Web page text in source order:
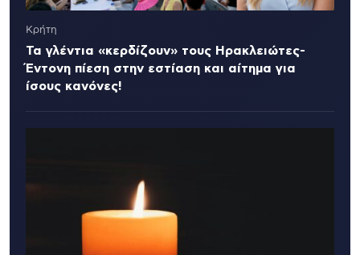
Κρήτη
Τα γλέντια «κερδίζουν» τους Ηρακλειώτες-
Έντονη πίεση στην εστίαση και αίτημα για
ίσους κανόνες!